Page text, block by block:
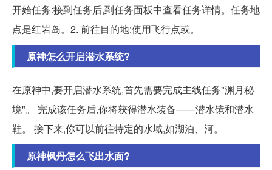
开始任务:接到任务后,到任务面板中查看任务详情。任务地
点是红岩岛。2. 前往目的地:使用飞行点或。
原神怎么开启潜水系统?
在原神中,要开启潜水系统,首先需要完成主线任务"渊月秘
境"。 完成该任务后,你将获得潜水装备——潜水镜和潜水
鞋。 接下来,你可以前往特定的水域,如湖泊、河。
原神枫丹怎么飞出水面?